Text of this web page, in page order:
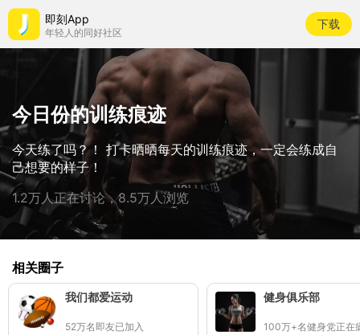
即刻App
年轻人的同好社区
下载
今日份的训练痕迹
今天练了吗？！ 打卡晒晒每天的训练痕迹，一定会练成自
己想要的样子！
1.2万人正在讨论，8.5万人浏览
相关圈子
我们都爱运动
52万名即友已加入
健身俱乐部